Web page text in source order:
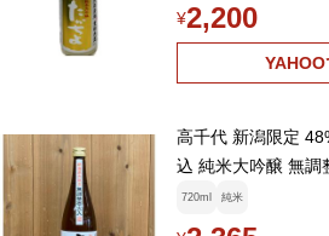
¥2,200
高千代 新潟限定
込 純米大吟醸 無調
720ml 純米